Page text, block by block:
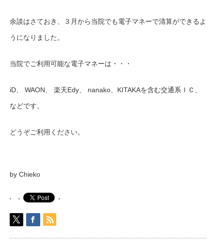
余談はさておき、３月から当院でも電子マネーで清算ができるよ
うになりました。
当院でご利用可能な電子マネーは・・・
iD、 WAON、 楽天Edy、 nanako、KITAKAを含む交通系ＩＣ、
などです。
どうぞご利用ください。
by Chieko